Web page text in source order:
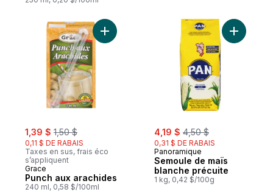
sale:
1,39 $ , formerly:
1,50 $
0,11 $ DE RABAIS
Taxes en sus, frais éco
s’appliquent
Grace
Punch aux arachides
240 ml, 0,58 $/100ml
Ajouter Punch aux arachides au panier
sale:
4,19 $ , formerly:
4,50 $
0,31 $ DE RABAIS
Panoramique
Semoule de maïs
blanche précuite
1 kg, 0,42 $/100g
Ajouter